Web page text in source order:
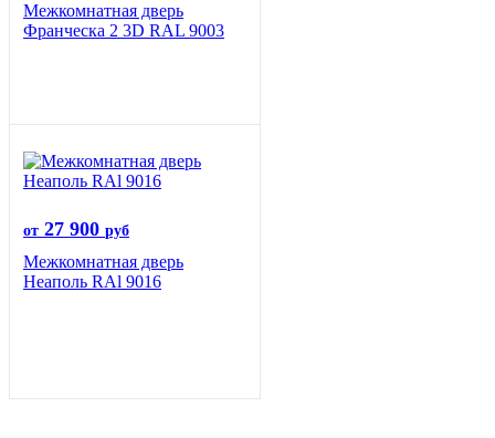
Межкомнатная дверь
Франческа 2 3D RAL 9003
от 27 900 руб
Межкомнатная дверь
Неаполь RAl 9016